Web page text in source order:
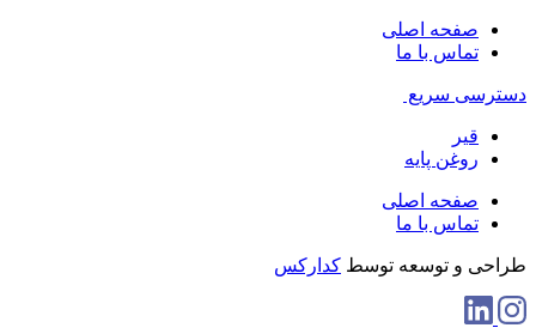
صفحه اصلی
تماس با ما
دسترسی سریع
قیر
روغن پایه
صفحه اصلی
تماس با ما
طراحی و توسعه توسط کدارکس